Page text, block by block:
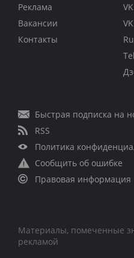
Реклама
Вакансии
Контакты
VK
Быстрая подписка на
RSS
Политика
Сообщить об ошибке
Правовая информация
Материалы, помеченные
рекламой